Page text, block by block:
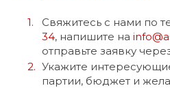
Свяжитесь с нами по
34, напишите на
отправьте заявку
Укажите
партии, бюджет и